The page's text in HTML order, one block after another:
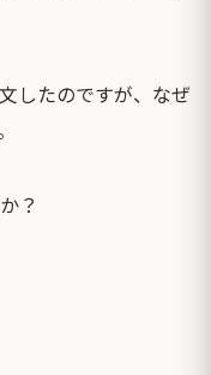
したのですが、なぜ
？